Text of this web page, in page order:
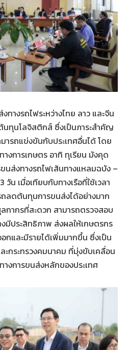
างรถไฟระหว่างไทย ลาว และจีน
ทุนโลจิสติกส์ ซึ่งเป็นภาระสำคัญ
ารถแข่งขันกับประเทศอื่นได้ โดย
งการเกษตร อาทิ ทุเรียน มังคุด
นส่งทางรถไฟเส้นทางแหลมฉบัง –
วัน เมื่อเทียบกับทางเรือที่ใช้เวลา
ลดต้นทุนการขนส่งได้อย่างมาก
กากรที่สะดวก สามารถตรวจสอบ
มีประสิทธิภาพ ส่งผลให้เกษตรกร
กและมีรายได้เพิ่มมากขึ้น ซึ่งเป็น
ะกระทรวงคมนาคม ที่มุ่งขับเคลื่อน
างการขนส่งหลักของประเทศ